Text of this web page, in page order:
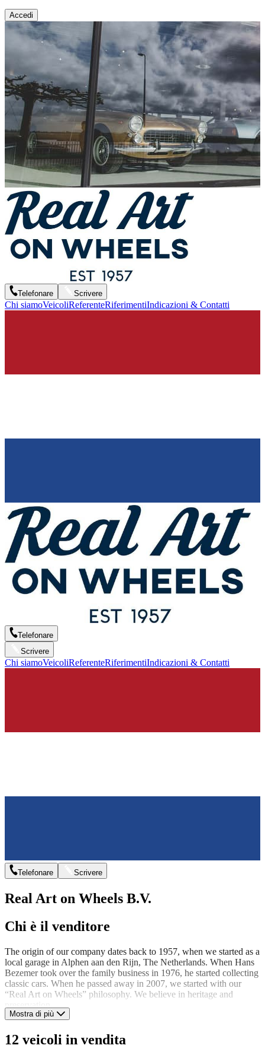
Accedi
Telefonare Scrivere
Chi siamoVeicoliReferenteRiferimentiIndicazioni & Contatti
Telefonare
Scrivere
Chi siamoVeicoliReferenteRiferimentiIndicazioni & Contatti
Telefonare Scrivere
Real Art on Wheels B.V.
Chi è il venditore
The origin of our company dates back to 1957, when we started as a
local garage in Alphen aan den Rijn, The Netherlands. When Hans
Bezemer took over the family business in 1976, he started collecting
classic cars. When he passed away in 2007, we started with our
“Real Art on Wheels” philosophy. We believe in heritage and
Expert advice and Valuation services
Mostra di più
12 veicoli in vendita